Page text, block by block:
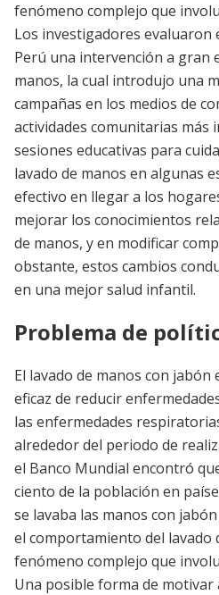
fenómeno complejo que
Los investigadores evaluaron
Perú una intervención a gran
manos, la cual introdujo una
campañas en los medios de
actividades comunitarias más
sesiones educativas para
lavado de manos en algunas
efectivo en llegar a los
mejorar los conocimientos
de manos, y en modificar
obstante, estos cambios
en una mejor salud infantil.
Problema de
El lavado de manos con jabón
eficaz de reducir
las enfermedades
alrededor del periodo de
el Banco Mundial encontró
ciento de la población en
se lavaba las manos con
el comportamiento del lavado
fenómeno complejo que
Una posible forma de motivar